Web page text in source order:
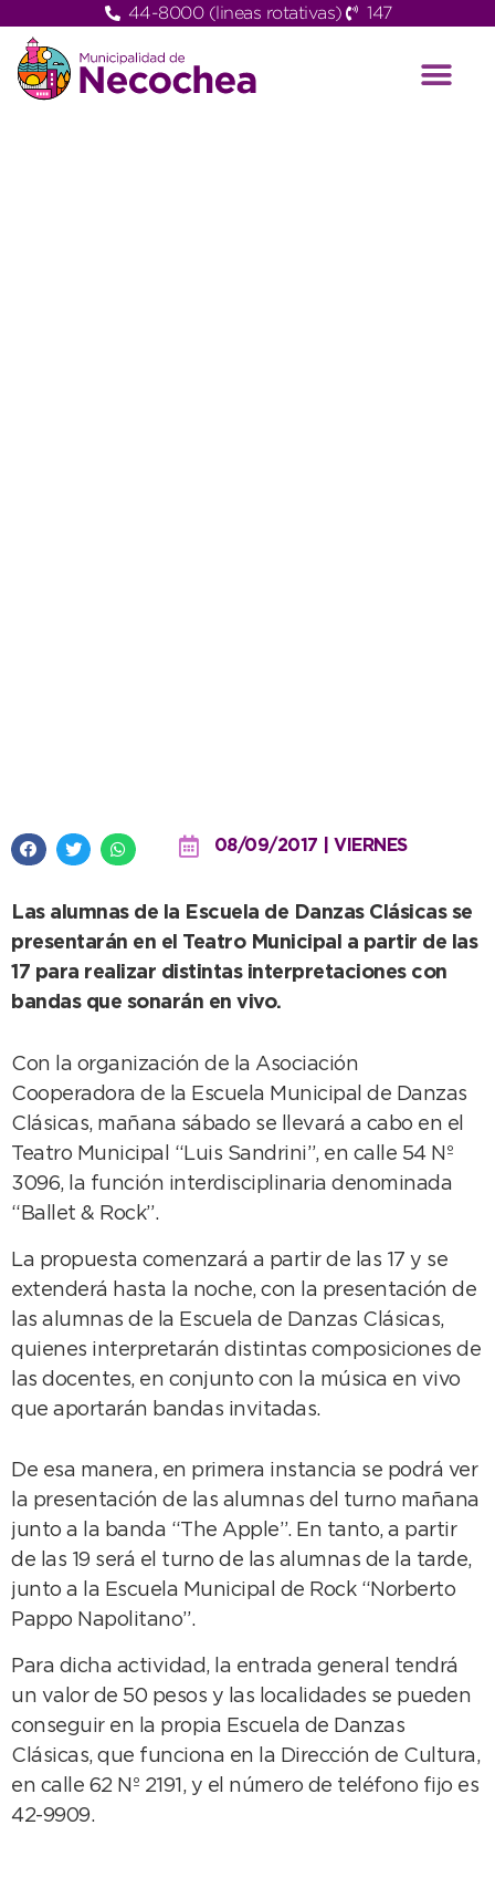
44-8000 (lineas rotativas) 147
08/09/2017 | VIERNES
Las alumnas de la Escuela de Danzas Clásicas se
presentarán en el Teatro Municipal a partir de las
17 para realizar distintas interpretaciones con
bandas que sonarán en vivo.
Con la organización de la Asociación
Cooperadora de la Escuela Municipal de Danzas
Clásicas, mañana sábado se llevará a cabo en el
Teatro Municipal “Luis Sandrini”, en calle 54 Nº
3096, la función interdisciplinaria denominada
“Ballet & Rock”.
La propuesta comenzará a partir de las 17 y se
extenderá hasta la noche, con la presentación de
las alumnas de la Escuela de Danzas Clásicas,
quienes interpretarán distintas composiciones de
las docentes, en conjunto con la música en vivo
que aportarán bandas invitadas.
De esa manera, en primera instancia se podrá ver
la presentación de las alumnas del turno mañana
junto a la banda “The Apple”. En tanto, a partir
de las 19 será el turno de las alumnas de la tarde,
junto a la Escuela Municipal de Rock “Norberto
Pappo Napolitano”.
Para dicha actividad, la entrada general tendrá
un valor de 50 pesos y las localidades se pueden
conseguir en la propia Escuela de Danzas
Clásicas, que funciona en la Dirección de Cultura,
en calle 62 Nº 2191, y el número de teléfono fijo es
42-9909.